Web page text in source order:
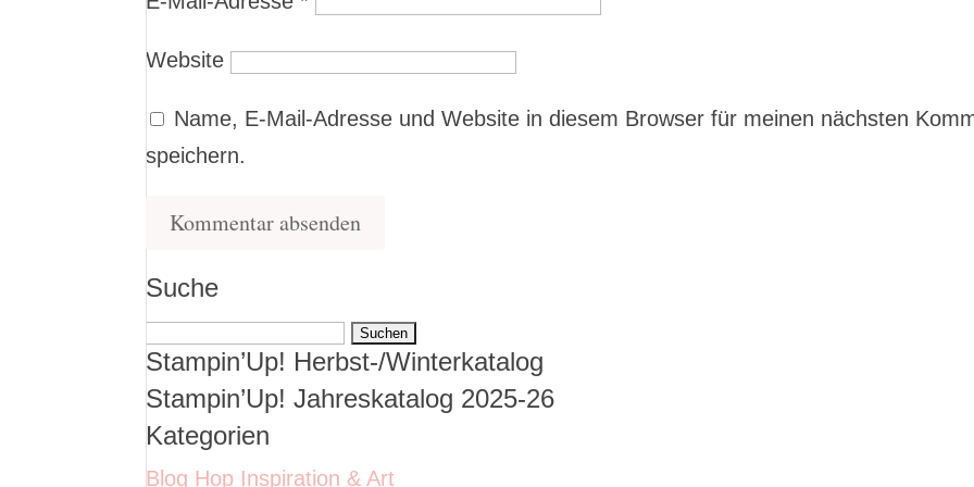
Website
Name, E-Mail-Adresse und Website in diesem Browser für meinen nächsten
speichern.
Suche
Suchen
nach:
Stampin’Up! Herbst-/Winterkatalog
Stampin’Up! Jahreskatalog 2025-26
Kategorien
Blog Hop Inspiration & Art